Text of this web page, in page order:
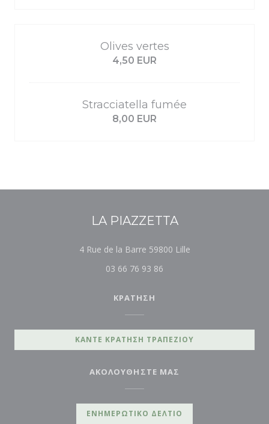
Olives vertes
4,50 EUR
Stracciatella fumée
8,00 EUR
LA PIAZZETTA
4 Rue de la Barre 59800 Lille((ανοίγει σε νέο
03 66 76 93 86
ΚΡΆΤΗΣΗ
ΚΆΝΤΕ ΚΡΆΤΗΣΗ ΤΡΑΠΕΖΙΟΎ
ΑΚΟΛΟΥΘΉΣΤΕ ΜΑΣ
ΕΝΗΜΕΡΩΤΙΚΌ ΔΕΛΤΊΟ